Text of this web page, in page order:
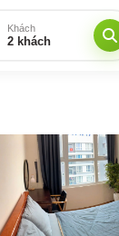
Khách
2 khách